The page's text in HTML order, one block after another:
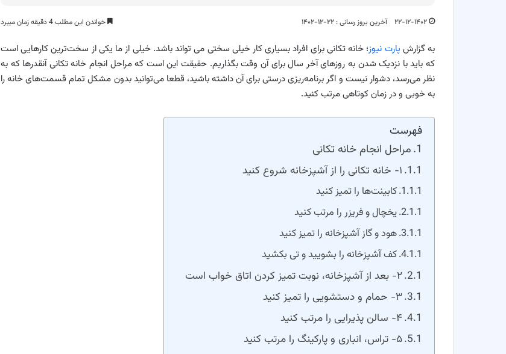
۲۲-۱۲-۱۴۰۲ آخرین بروز رسانی : ۲۲-۱۲-۱۴۰۲ خواندن این مطلب 4 دقیقه زمان میبرد
به گزارش پارت نیوز؛ خانه تکانی برای افراد بسیاری کار خیلی سختی می تواند باشد. خیلی از ما یکی از سخت‌ترین کارهایی است
که باید با نزدیک شدن به روزهای آخر سال برای آن وقت بگذاریم. حقیقت این است که مراحل انجام خانه تکانی آنقدرها که به
نظر می‌رسد، دشوار نیست و اگر برنامه‌ریزی درستی برای آن داشته باشید، قطعا می‌توانید بدون مشکل تمام قسمت‌های خانه را
به خوبی و در زمان کوتاهی مرتب کنید.
فهرست
مراحل انجام خانه تکانی
۱- خانه تکانی را از آشپزخانه شروع کنید
کابینت‌ها را تمیز کنید
یخچال و فریزر را مرتب کنید
هود و گاز آشپزخانه را تمیز کنید
کف آشپزخانه را بشویید و تی بکشید
۲- بعد از آشپزخانه، نوبت تمیز کردن اتاق خواب است
۳- حمام و دستشویی را تمیز کنید
۴- سالن پذیرایی را مرتب کنید
۵- تراس، انباری و پارکینگ را مرتب کنید